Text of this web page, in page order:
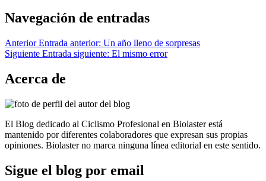
Navegación de entradas
Anterior Entrada anterior: Un año lleno de sorpresas
Siguiente Entrada siguiente: El mismo error
Acerca de
El Blog dedicado al Ciclismo Profesional en Biolaster está
mantenido por diferentes colaboradores que expresan sus propias
opiniones. Biolaster no marca ninguna línea editorial en este sentido.
Sigue el blog por email